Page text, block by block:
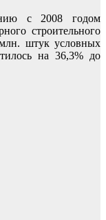
с 2008 годом
строительного
штук условных
на 36,3% до